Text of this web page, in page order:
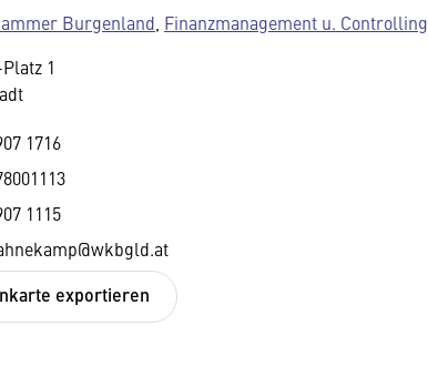
Burgenland Finanzmanagement u. Controlling
1
1716
1115
exportieren